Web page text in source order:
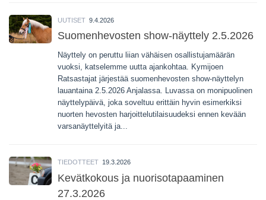
UUTISET 9.4.2026
Suomenhevosten show-näyttely 2.5.2026
Näyttely on peruttu liian vähäisen osallistujamäärän
vuoksi, katselemme uutta ajankohtaa. Kymijoen
Ratsastajat järjestää suomenhevosten show-näyttelyn
lauantaina 2.5.2026 Anjalassa. Luvassa on monipuolinen
näyttelypäivä, joka soveltuu erittäin hyvin esimerkiksi
nuorten hevosten harjoittelutilaisuudeksi ennen kevään
varsanäyttelyitä ja...
TIEDOTTEET 19.3.2026
Kevätkokous ja nuorisotapaaminen
27.3.2026